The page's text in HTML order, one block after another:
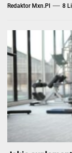
Redaktor Mxn.pl 8